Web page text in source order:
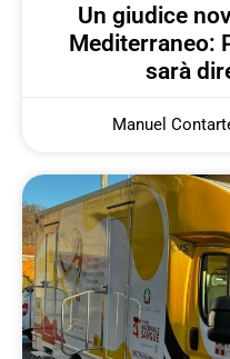
Un giudice
Mediterraneo:
sarà
Manuel